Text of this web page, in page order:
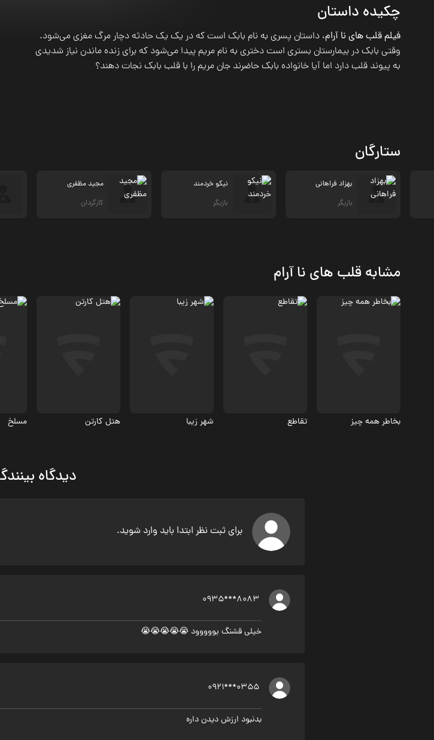
چکیده داستان
فیلم قلب های نا آرام، داستان پسری به نام بابک است که در یک یک حادثه دچار مرگ مغزی می‌شود.
وقتی بابک در بیمارستان بستری است دختری به نام مریم پیدا می‌شود که برای زنده ماندن نیاز شدیدی
به پیوند قلب دارد اما آیا خانواده بابک حاضرند جان مریم را با قلب بابک نجات دهند؟
ستارگان
بهزاد فراهانی
بازیگر
نیکو خردمند
بازیگر
مجید مظفری
کارگردان
مشابه قلب های نا آرام
بخاطر همه چیز تقاطع شهر زیبا هتل کارتن مسلخ
دیدگاه
برای ثبت نظر ابتدا باید وارد شوید.
0935***8083
خیلی قشنگ بووووود 😭😭😭😭😭
0921***0355
بدنبود ارزش دیدن داره